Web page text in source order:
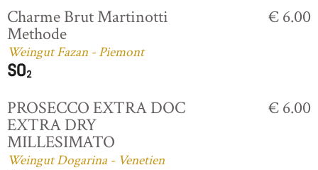
Charme Brut Martinotti
Methode
Weingut Fazan - Piemont
€ 6.00
PROSECCO EXTRA DOC
EXTRA DRY
MILLESIMATO
Weingut Dogarina - Venetien
€ 6.00